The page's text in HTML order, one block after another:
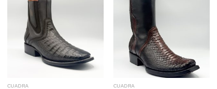
CUADRA CUADRA